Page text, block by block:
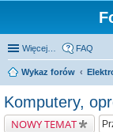
Więcej… FAQ
Wykaz forów
Komputery,
NOWY TEMAT